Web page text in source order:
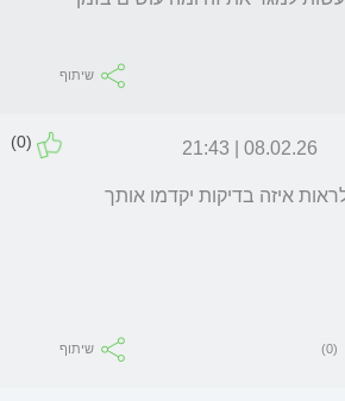
שיתוף
08.02.26 | 21:43
(0)
(0) שיתוף